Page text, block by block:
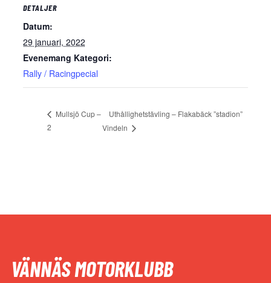
DETALJER
Datum:
29 januari, 2022
Evenemang Kategori:
Rally / Racingpecial
Mullsjö Cup –
2
Uthållighetstävling – Flakabäck ”stadion”
Vindeln
VÄNNÄS MOTORKLUBB